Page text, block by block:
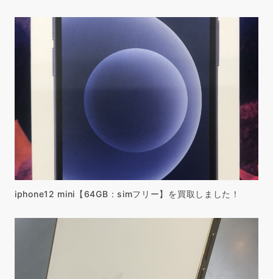
iphone12 mini【64GB：simフリー】を買取しました！